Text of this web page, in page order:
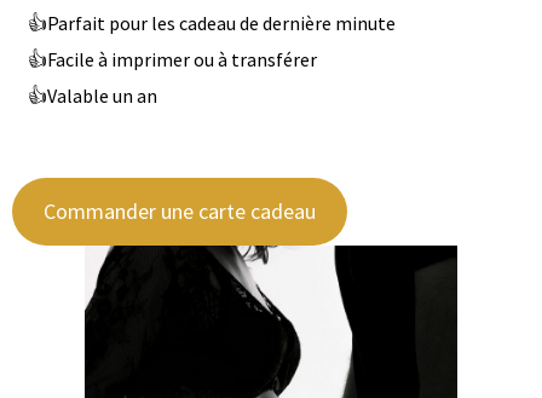
Parfait pour les cadeau de dernière minute
Facile à imprimer ou à transférer
Valable un an
Commander une carte cadeau